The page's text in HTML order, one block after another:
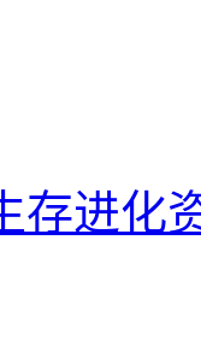
存进化